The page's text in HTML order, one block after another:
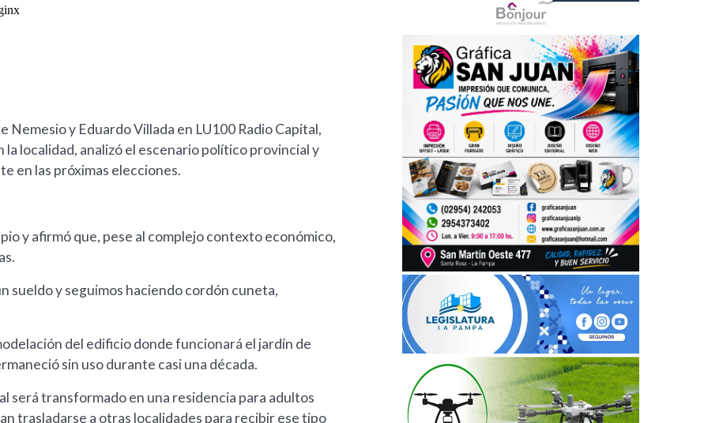
y Eduardo Villada en LU100 Radio Capital,
localidad, analizó el escenario político provincial y
en las próximas elecciones.
y afirmó que, pese al complejo contexto económico,
sueldo y seguimos haciendo cordón cuneta,
del edificio donde funcionará el jardín de
sin uso durante casi una década.
será transformado en una residencia para adultos
trasladarse a otras localidades para recibir ese tipo